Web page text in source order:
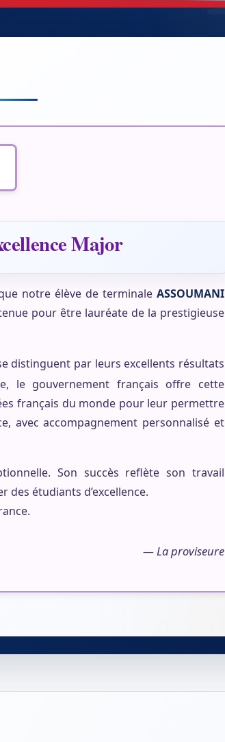
Major
notre élève de terminale ASSOUMANI
pour être lauréate de la prestigieuse
distinguent par leurs excellents résultats
le gouvernement français offre cette
français du monde pour leur permettre
avec accompagnement personnalisé et
Son succès reflète son travail
étudiants d’excellence.
— La proviseure